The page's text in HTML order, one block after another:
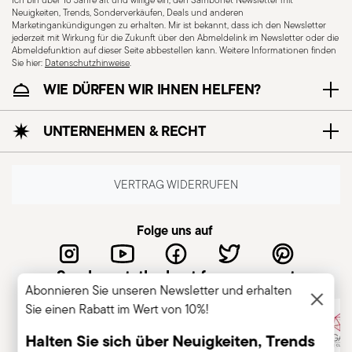
Für E-Herd geeignet
Für Glaskeramikherd
COOKWARE - Unsachgemäßer Gebrauch von
Kochtöpfen kann zu Verletzungen führen –
daher sollten sie nur bestimmungsgemäß
Neuigkeiten, Trends, Sonderverkäufen, Deals und anderen
Marketingankündigungen zu erhalten. Mir ist bekannt, dass ich den Newsletter
jederzeit mit Wirkung für die Zukunft über den Abmeldelink im Newsletter oder die
Abmeldefunktion auf dieser Seite abbestellen kann. Weitere Informationen finden
Sie hier: Datenschutzhinweise.
WIE DÜRFEN WIR IHNEN HELFEN?
UNTERNEHMEN & RECHT
VERTRAG WIDERRUFEN
Folge uns auf
Sambonet, the best for you guest
Abonnieren Sie unseren Newsletter und erhalten
Sie einen Rabatt im Wert von 10%!
Halten Sie sich über Neuigkeiten, Trends